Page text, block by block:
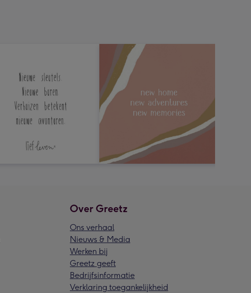
Over Greetz
Ons verhaal
Nieuws & Media
Werken bij
Greetz geeft
Bedrijfsinformatie
Verklaring toegankelijkheid